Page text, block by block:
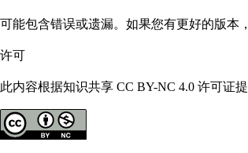
可能包含错误或遗漏。如果您有更好的版本
许可
此内容根据知识共享 CC BY-NC 4.0 许可证